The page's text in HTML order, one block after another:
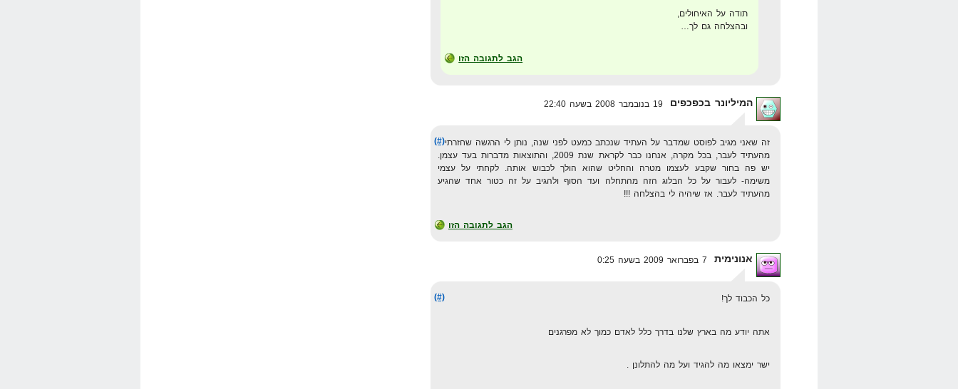
תודה על האיחולים,
ובהצלחה גם לך…
הגב לתגובה הזו
המיליונר בכפכפים
(#)זה שאני מגיב לפוסט שמדבר על העתיד שנכתב כמעט לפני שנה, נותן לי הרגשה שחזרתי
מהעתיד לעבר, בכל מקרה, אנחנו כבר לקראת שנת 2009, והתוצאות מדברות בעד עצמן.
יש פה בחור שקבע לעצמו מטרה והחליט שהוא הולך לכבוש אותה. לקחתי על עצמי
משימה- לעבור על כל הבלוג הזה מהתחלה ועד הסוף ולהגיב על זה כטור אחד שהגיע
מהעתיד לעבר. אז שיהיה לי בהצלחה !!!
הגב לתגובה הזו
אנונימית
(#) כל הכבוד לך!
אתה יודע מה בארץ שלנו בדרך כלל לאדם כמוך לא מפרגנים
ישר ימצאו מה להגיד ועל מה להתלונן .